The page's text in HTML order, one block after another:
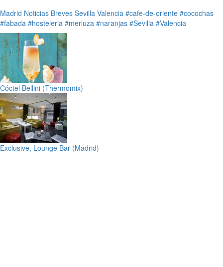
Madrid Noticias Breves Sevilla Valencia #cafe-de-oriente #cocochas
#fabada #hosteleria #merluza #naranjas #Sevilla #Valencia
Cóctel Bellini (Thermomix)
Exclusive, Lounge Bar (Madrid)